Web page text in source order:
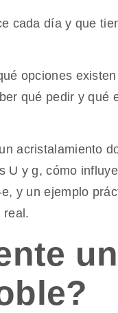
cada día y que
opciones
qué pedir y qué
acristalamiento
U y g, cómo
y un ejemplo
real.
un